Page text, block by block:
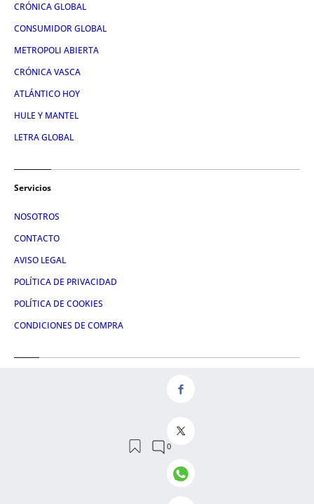
CRÓNICA GLOBAL
CONSUMIDOR GLOBAL
METROPOLI ABIERTA
CRÓNICA VASCA
ATLÁNTICO HOY
HULE Y MANTEL
LETRA GLOBAL
Servicios
NOSOTROS
CONTACTO
AVISO LEGAL
POLÍTICA DE PRIVACIDAD
POLÍTICA DE COOKIES
CONDICIONES DE COMPRA